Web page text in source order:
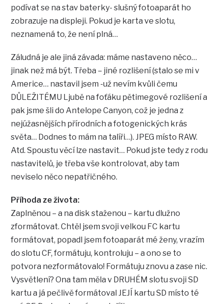
podívat se na stav baterky- slušný fotoaparát ho
zobrazuje na displeji. Pokud je karta ve slotu,
neznamená to, že není plná…
Záludná je ale jiná závada: máme nastaveno něco…
jinak než má být. Třeba – jiné rozlišení (stalo se mi v
Americe… nastavil jsem -už nevím kvůli čemu
DŮLEŽITÉMU Ljubě na foťáku pětimegové rozlišení a
pak jsme šli do Antelope Canyon, což je jedna z
nejúžasnějších přírodních a fotogenických krás
světa… Dodnes to mám na talíři…). JPEG místo RAW.
Atd. Spoustu věcí lze nastavit… Pokud jste tedy z rodu
nastavitelů, je třeba vše kontrolovat, aby tam
neviselo něco nepatřičného.
Příhoda ze života:
Zaplněnou – a na disk staženou – kartu dlužno
zformátovat. Chtěl jsem svoji velkou FC kartu
formátovat, popadl jsem fotoaparát mé ženy, vrazím
do slotu CF, formátuju, kontroluju – a ono se to
potvora nezformátovalo! Formátuju znovu a zase nic.
Vysvětlení? Ona tam měla v DRUHÉM slotu svoji SD
kartu a já pečlivě formátoval JEJÍ kartu SD místo té